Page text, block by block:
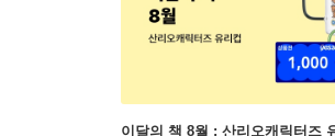
이달의 책 8월 : 산리오캐릭터즈